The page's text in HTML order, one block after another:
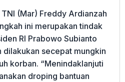
(Mar) Freddy Ardianzah
ini merupakan tindak
RI Prabowo Subianto
dilakukan secepat mungkin
korban. “Menindaklanjuti
droping bantuan